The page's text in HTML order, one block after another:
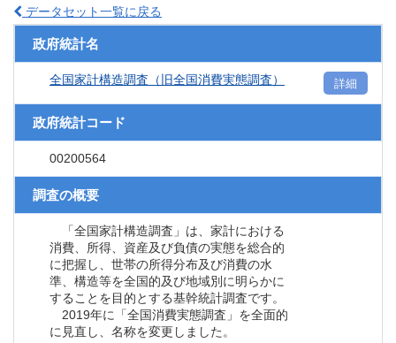
データセット一覧に戻る
政府統計名
全国家計構造調査（旧全国消費実態調査） 詳細
政府統計コード
00200564
調査の概要
「全国家計構造調査」は、家計における
消費、所得、資産及び負債の実態を総合的
に把握し、世帯の所得分布及び消費の水
準、構造等を全国的及び地域別に明らかに
することを目的とする基幹統計調査です。
2019年に「全国消費実態調査」を全面的
に見直し、名称を変更しました。